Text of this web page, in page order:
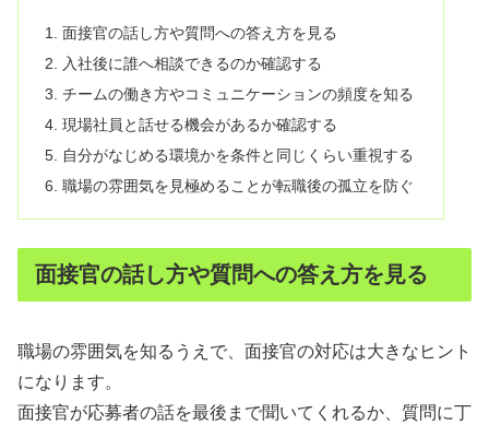
面接官の話し方や質問への答え方を見る
入社後に誰へ相談できるのか確認する
チームの働き方やコミュニケーションの頻度を知る
現場社員と話せる機会があるか確認する
自分がなじめる環境かを条件と同じくらい重視する
職場の雰囲気を見極めることが転職後の孤立を防ぐ
面接官の話し方や質問への答え方を見る
職場の雰囲気を知るうえで、面接官の対応は大きなヒント
になります。
面接官が応募者の話を最後まで聞いてくれるか、質問に丁